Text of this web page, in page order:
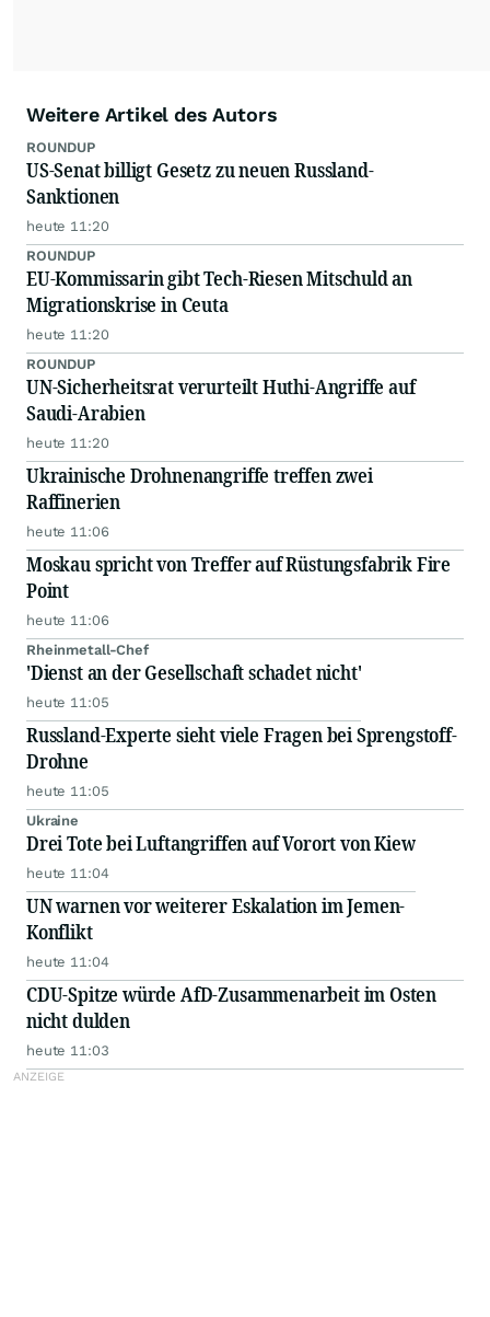
Weitere Artikel des Autors
ROUNDUP
US-Senat billigt Gesetz zu neuen Russland-
Sanktionen
heute 11:20
ROUNDUP
EU-Kommissarin gibt Tech-Riesen Mitschuld an
Migrationskrise in Ceuta
heute 11:20
ROUNDUP
UN-Sicherheitsrat verurteilt Huthi-Angriffe auf
Saudi-Arabien
heute 11:20
Ukrainische Drohnenangriffe treffen zwei
Raffinerien
heute 11:06
Moskau spricht von Treffer auf Rüstungsfabrik Fire
Point
heute 11:06
Rheinmetall-Chef
'Dienst an der Gesellschaft schadet nicht'
heute 11:05
Russland-Experte sieht viele Fragen bei Sprengstoff-
Drohne
heute 11:05
Ukraine
Drei Tote bei Luftangriffen auf Vorort von Kiew
heute 11:04
UN warnen vor weiterer Eskalation im Jemen-
Konflikt
heute 11:04
CDU-Spitze würde AfD-Zusammenarbeit im Osten
nicht dulden
heute 11:03